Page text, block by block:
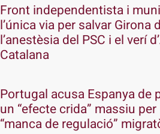
Front independentista i
l’única via per salvar Girona
l’anestèsia del PSC i el verí
Catalana
Portugal acusa Espanya de
un “efecte crida” massiu
“manca de regulació”